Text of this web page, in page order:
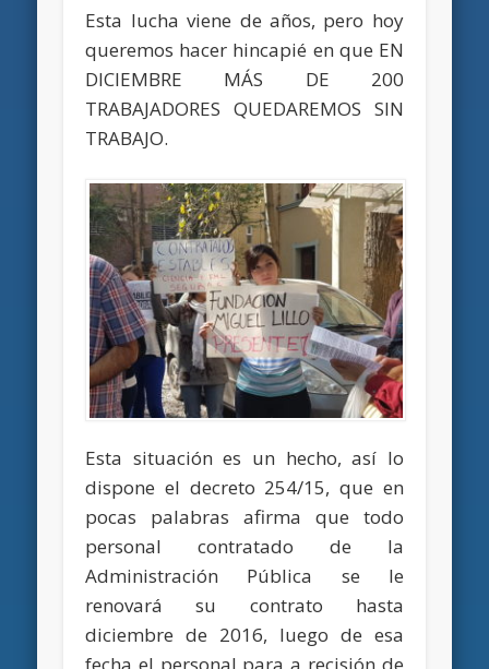
Esta lucha viene de años, pero hoy
queremos hacer hincapié en que EN
DICIEMBRE MÁS DE 200
TRABAJADORES QUEDAREMOS SIN
TRABAJO.
Esta situación es un hecho, así lo
dispone el decreto 254/15, que en
pocas palabras afirma que todo
personal contratado de la
Administración Pública se le
renovará su contrato hasta
diciembre de 2016, luego de esa